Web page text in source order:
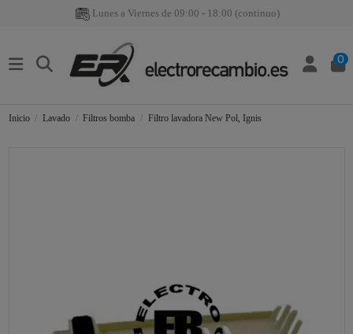
Lunes a Viernes de 09:00 - 18:00 (continuo)
0
Inicio Lavado Filtros bomba Filtro lavadora New Pol, Ignis